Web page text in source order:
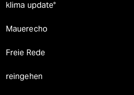
klima update°
Mauerecho
Freie Rede
reingehen